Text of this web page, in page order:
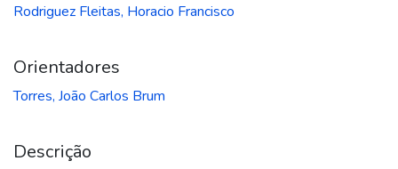
Rodriguez Fleitas, Horacio Francisco
Orientadores
Torres, João Carlos Brum
Descrição